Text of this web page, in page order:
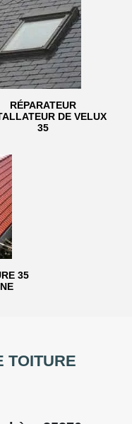
RÉPARATEUR
DE VELUX
35
35
TOITURE